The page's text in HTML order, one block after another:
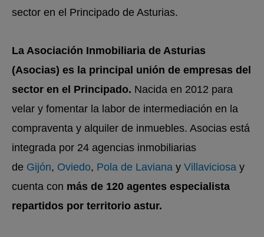
sector en el Principado de Asturias.
La Asociación Inmobiliaria de Asturias
(Asocias) es la principal unión de empresas del
sector en el Principado. Nacida en 2012 para
velar y fomentar la labor de intermediación en la
compraventa y alquiler de inmuebles. Asocias está
integrada por 24 agencias inmobiliarias
de Gijón, Oviedo, Pola de Laviana y Villaviciosa y
cuenta con más de 120 agentes especialista
repartidos por territorio astur.